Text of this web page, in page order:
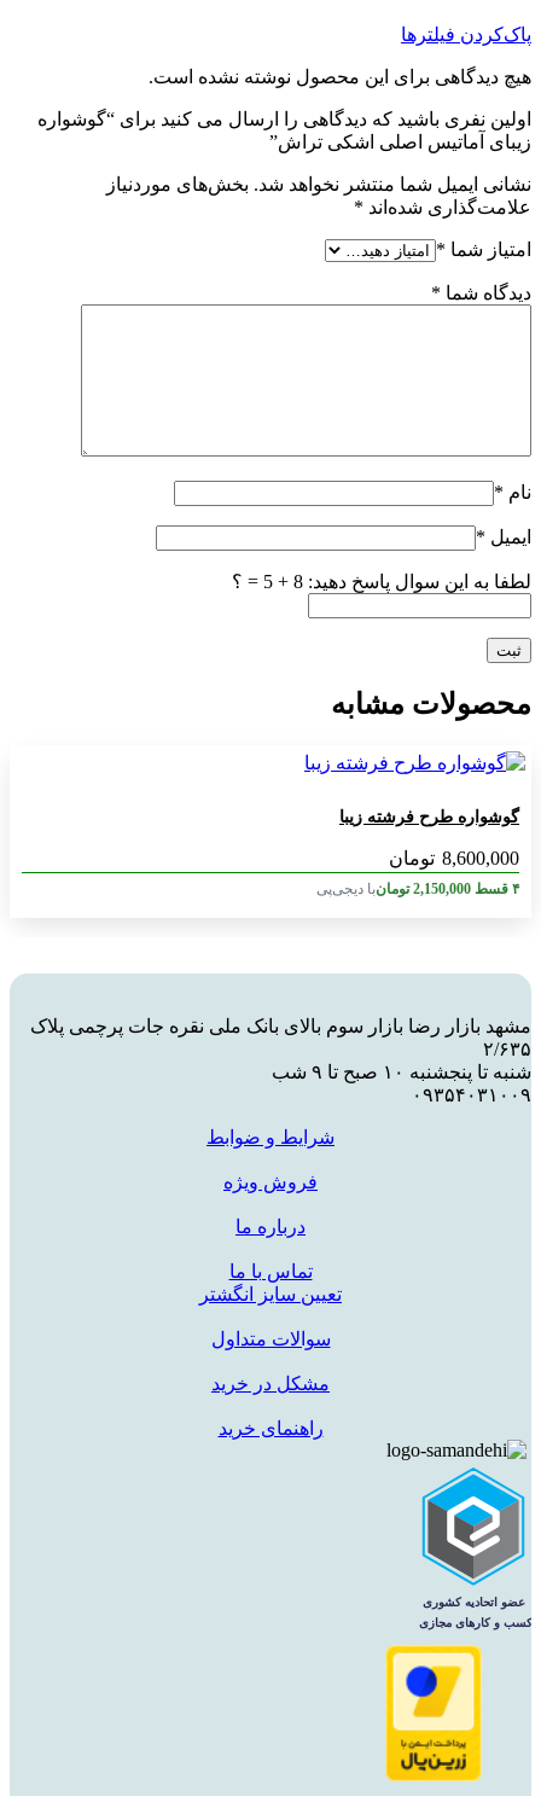
پاک‌کردن فیلترها
هیچ دیدگاهی برای این محصول نوشته نشده است.
اولین نفری باشید که دیدگاهی را ارسال می کنید برای “گوشواره
زیبای آماتیس اصلی اشکی تراش”
نشانی ایمیل شما منتشر نخواهد شد. بخش‌های موردنیاز
علامت‌گذاری شده‌اند *
امتیاز شما *
دیدگاه شما *
نام *
ایمیل *
لطفا به این سوال پاسخ دهید: 8 + 5 = ؟
محصولات مشابه
گوشواره طرح فرشته زیبا
8,600,000 تومان
۴ قسط 2,150,000 تومانبا دیجی‌پی
مشهد بازار رضا بازار سوم بالای بانک ملی نقره جات پرچمی پلاک
۲/۶۳۵
شنبه تا پنجشنبه ۱۰ صبح تا ۹ شب
۰۹۳۵۴۰۳۱۰۰۹
شرایط و ضوابط
فروش ویژه
درباره ما
تماس با ما
تعیین سایز انگشتر
سوالات متداول
مشکل در خرید
راهنمای خرید